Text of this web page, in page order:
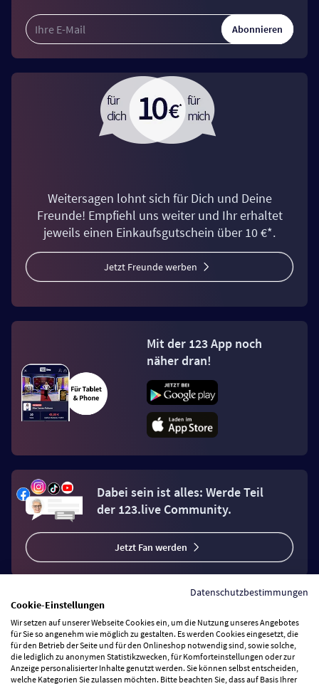
Abonnieren
Weitersagen lohnt sich für Dich und Deine
Freunde! Empfiehl uns weiter und Ihr erhaltet
jeweils einen Einkaufsgutschein über 10 €*.
Jetzt Freunde werben
Mit der 123 App noch
näher dran!
Dabei sein ist alles: Werde Teil
der 123.live Community.
Jetzt Fan werden
Vertrag widerrufen
Zahlungsarten
Datenschutzbestimmungen
Cookie-Einstellungen
Wir setzen auf unserer Webseite Cookies ein, um die Nutzung unseres Angebotes
für Sie so angenehm wie möglich zu gestalten. Es werden Cookies eingesetzt, die
für den Betrieb der Seite und für den Onlineshop notwendig sind, sowie solche,
die lediglich zu anonymen Statistikzwecken, für Komforteinstellungen oder zur
Anzeige personalisierter Inhalte genutzt werden. Sie können selbst entscheiden,
welche Kategorien Sie zulassen möchten. Bitte beachten Sie, dass auf Basis Ihrer